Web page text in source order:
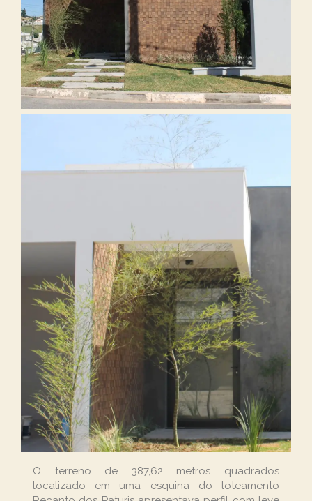
O terreno de 387,62 metros quadrados
localizado em uma esquina do loteamento